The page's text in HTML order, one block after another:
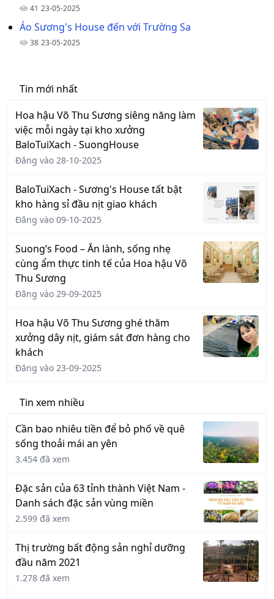
41 23-05-2025
Áo Sương's House đến với Trường Sa
38 23-05-2025
Tin mới nhất
Hoa hậu Võ Thu Sương siêng năng làm
việc mỗi ngày tại kho xưởng
BaloTuiXach - SuongHouse
Đăng vào 28-10-2025
BaloTuiXach - Sương's House tất bật
kho hàng sỉ đầu nịt giao khách
Đăng vào 09-10-2025
Suong’s Food – Ăn lành, sống nhẹ
cùng ẩm thực tinh tế của Hoa hậu Võ
Thu Sương
Đăng vào 29-09-2025
Hoa hậu Võ Thu Sương ghé thăm
xưởng dây nịt, giám sát đơn hàng cho
khách
Đăng vào 23-09-2025
Tin xem nhiều
Cần bao nhiêu tiền để bỏ phố về quê
sống thoải mái an yên
3.454 đã xem
Đặc sản của 63 tỉnh thành Việt Nam -
Danh sách đặc sản vùng miền
2.599 đã xem
Thị trường bất động sản nghỉ dưỡng
đầu năm 2021
1.278 đã xem